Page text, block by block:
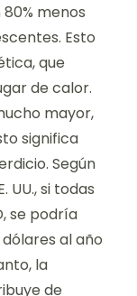
menos
Esto
que
de calor.
mayor,
significa
Según
UU., si todas
se podría
al año
la
de